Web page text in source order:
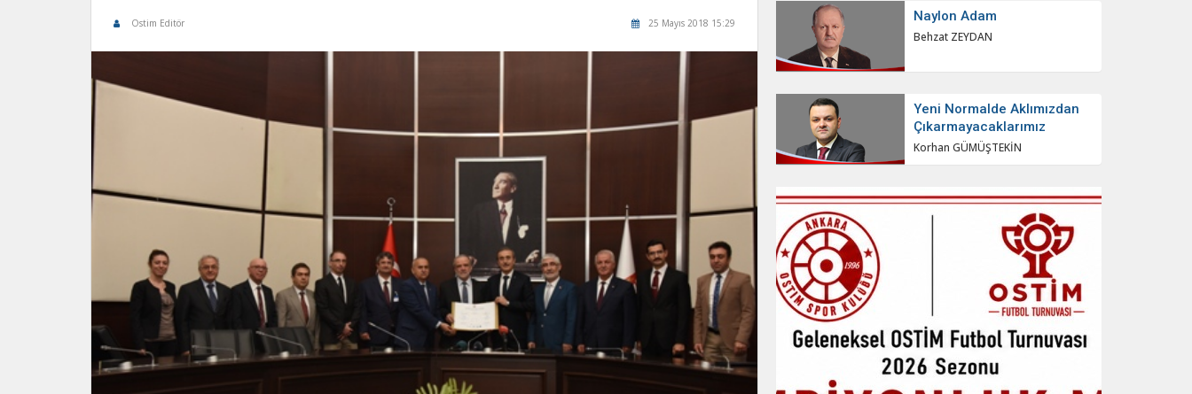
Ostim Editör 25 Mayıs 2018 15:29 Naylon Adam
Behzat ZEYDAN
Yeni Normalde Aklımızdan
Çıkarmayacaklarımız
Korhan GÜMÜŞTEKİN